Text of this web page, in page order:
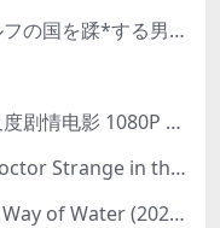
OVA巨*エルフ母娘催*#1エルフの国を蹂*する男。汚された女王と姫
B级文件 B컷 (2022) 韩国大尺度剧情电影 1080P 中字
奇异博士2：疯狂多元宇宙 Doctor Strange in the Multiverse of Madness (2022) 高清版1080p
阿凡达：水之道 Avatar: The Way of Water (2022) 1080p 2k 4k 中文字幕